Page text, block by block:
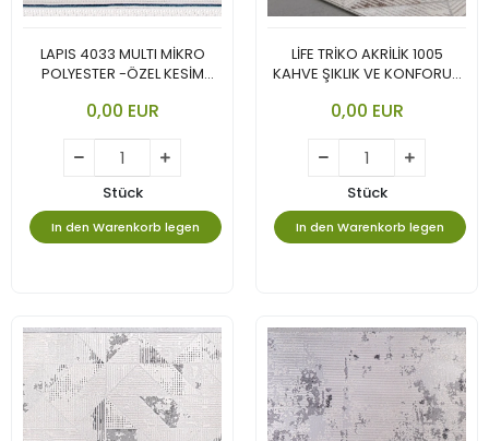
LAPIS 4033 MULTI MİKRO
POLYESTER -ÖZEL KESİM
GÜZEL VE CANLI YORUMU.
0,00 EUR
Stück
In den Warenkorb legen
LİFE TRİKO AKRİLİK 1005
KAHVE ŞIKLIK VE KONFORUN
0,00 EUR
Stück
In den Warenkorb legen